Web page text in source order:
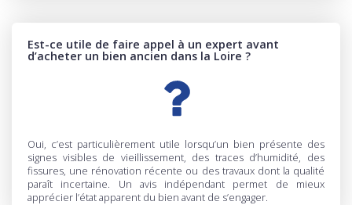
Est-ce utile de faire appel à un expert avant
d’acheter un bien ancien dans la Loire ?
Oui, c’est particulièrement utile lorsqu’un bien présente des
signes visibles de vieillissement, des traces d’humidité, des
fissures, une rénovation récente ou des travaux dont la qualité
paraît incertaine. Un avis indépendant permet de mieux
apprécier l’état apparent du bien avant de s’engager.